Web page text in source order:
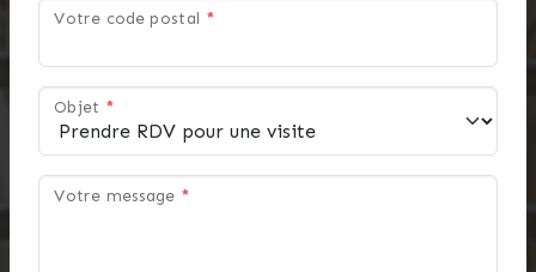
Votre code postal *
Objet *
Votre message *